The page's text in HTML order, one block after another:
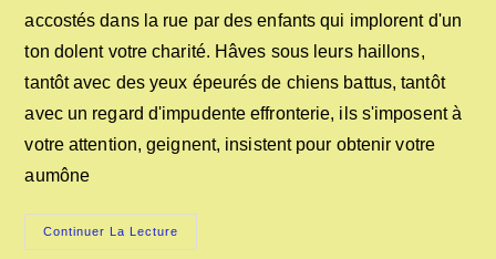
accostés dans la rue par des enfants qui implorent d'un
ton dolent votre charité. Hâves sous leurs haillons,
tantôt avec des yeux épeurés de chiens battus, tantôt
avec un regard d'impudente effronterie, ils s'imposent à
votre attention, geignent, insistent pour obtenir votre
aumône
Continuer La Lecture
ENFANTS